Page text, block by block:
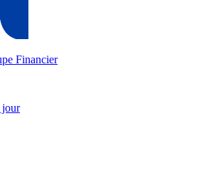
Financier
jour